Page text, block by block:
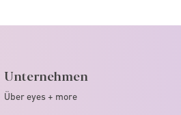
Unternehmen
Über eyes + more